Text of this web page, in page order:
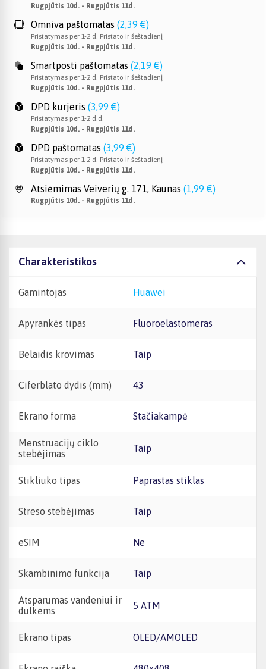
Rugpjūtis 10d. - Rugpjūtis 11d.
Omniva paštomatas (2,39 €)
Pristatymas per 1-2 d. Pristato ir šeštadienį
Rugpjūtis 10d. - Rugpjūtis 11d.
Smartposti paštomatas (2,19 €)
Pristatymas per 1-2 d. Pristato ir šeštadienį
Rugpjūtis 10d. - Rugpjūtis 11d.
DPD kurjeris (3,99 €)
Pristatymas per 1-2 d.d.
Rugpjūtis 10d. - Rugpjūtis 11d.
DPD paštomatas (3,99 €)
Pristatymas per 1-2 d. Pristato ir šeštadienį
Rugpjūtis 10d. - Rugpjūtis 11d.
Atsiėmimas Veiverių g. 171, Kaunas (1,99 €)
Rugpjūtis 10d. - Rugpjūtis 11d.
Charakteristikos
Gamintojas Huawei
Apyrankės tipas Fluoroelastomeras
Belaidis krovimas Taip
Ciferblato dydis (mm) 43
Ekrano forma Stačiakampė
Menstruacijų ciklo
stebėjimas
Taip
Stikliuko tipas Paprastas stiklas
Streso stebėjimas Taip
eSIM Ne
Skambinimo funkcija Taip
Atsparumas vandeniui ir
dulkėms
5 ATM
Ekrano tipas OLED/AMOLED